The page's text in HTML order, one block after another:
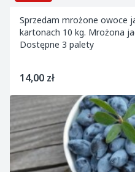
Sprzedam mrożone owoce
kartonach 10 kg. Mrożona jagoda kamczacka paleta 630kg
Dostępne 3 palety
14,00 zł